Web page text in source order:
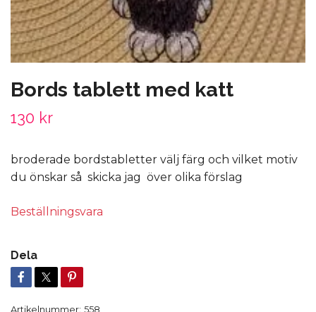
Bords tablett med katt
130 kr
broderade bordstabletter välj färg och vilket motiv
du önskar så skicka jag över olika förslag
Beställningsvara
Dela
Artikelnummer: 558